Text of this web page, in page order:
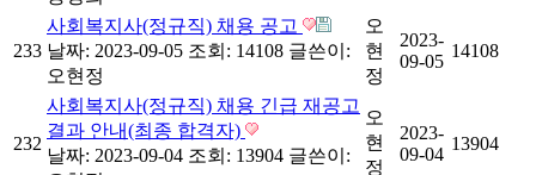
233
사회복지사(정규직) 채용 공고
날짜: 2023-09-05 조회: 14108 글쓴이:
오현정
오
현
정
2023-
09-05
14108
232
사회복지사(정규직) 채용 긴급 재공고
결과 안내(최종 합격자)
날짜: 2023-09-04 조회: 13904 글쓴이:
오
현
정
2023-
09-04
13904